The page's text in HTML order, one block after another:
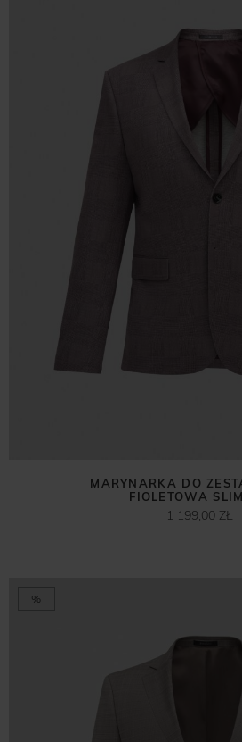
MARYNARKA DO
FIOLETOWA
1 199,00 ZŁ
%